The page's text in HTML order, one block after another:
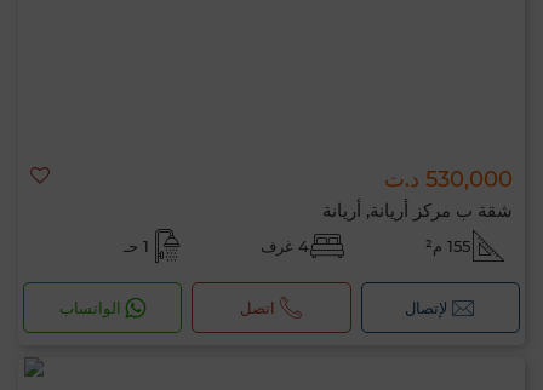
530,000 د.ت
شقة ب مركز أريانة, أريانة
155 م² 4 غرف 1 حـ
لإتصال اتصل الواتساب